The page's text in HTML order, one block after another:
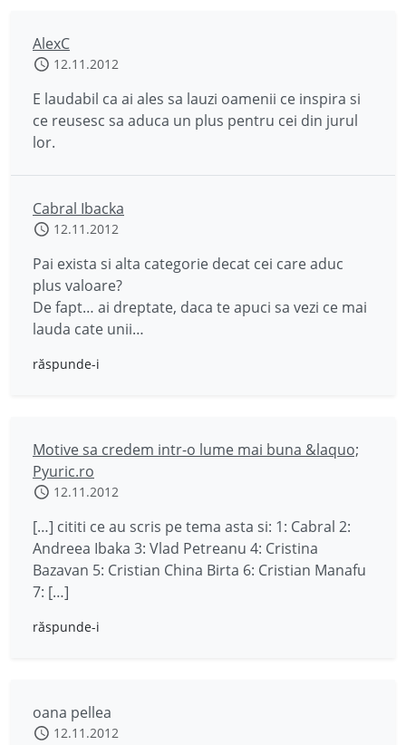
AlexC
12.11.2012
E laudabil ca ai ales sa lauzi oamenii ce inspira si
ce reusesc sa aduca un plus pentru cei din jurul
lor.
Cabral Ibacka
12.11.2012
Pai exista si alta categorie decat cei care aduc
plus valoare?
De fapt… ai dreptate, daca te apuci sa vezi ce mai
lauda cate unii…
răspunde-i
Motive sa credem intr-o lume mai buna &laquo;
Pyuric.ro
12.11.2012
[…] cititi ce au scris pe tema asta si: 1: Cabral 2:
Andreea Ibaka 3: Vlad Petreanu 4: Cristina
Bazavan 5: Cristian China Birta 6: Cristian Manafu
7: […]
răspunde-i
oana pellea
12.11.2012